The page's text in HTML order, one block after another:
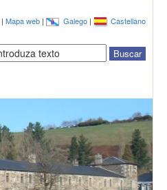
| Mapa web | Galego | Castellano